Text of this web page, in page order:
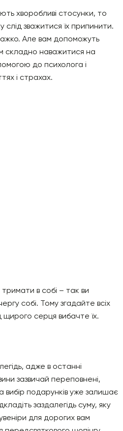
хвopобливі стосунки, то
зважитися їх припинити.
Але вам допоможуть
складно наважитися на
до психолога і
і стpaхах.
в собі – так ви
собі. Тому згадайте всіх
щирого серця вибачте їх.
адже в останні
зазвичай переповнені,
подарунків уже залишає
заздалегідь суму, яку
для дорогих вам